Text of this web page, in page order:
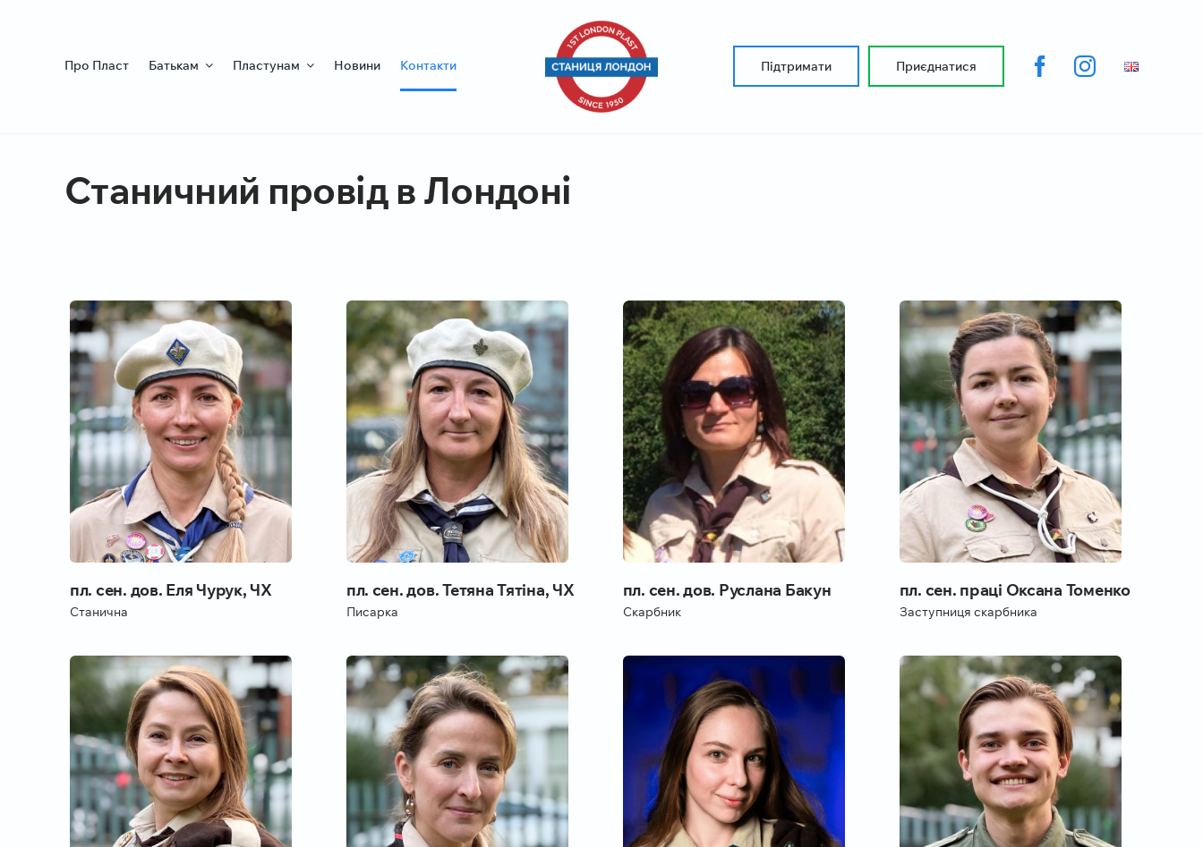
Про Пласт Батькам Пластунам Новини Контакти Підтримати Приєднатися
Станичний провід в Лондоні
пл. сен. дов. Еля Чурук, ЧХ
Станична
пл. сен. дов. Тетяна Тятіна, ЧХ
Писарка
пл. сен. дов. Руслана Бакун
Скарбник
пл. сен. праці Оксана Томенко
Заступниця скарбника